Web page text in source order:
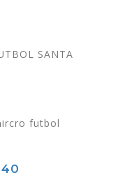
SANTA
futbol
40